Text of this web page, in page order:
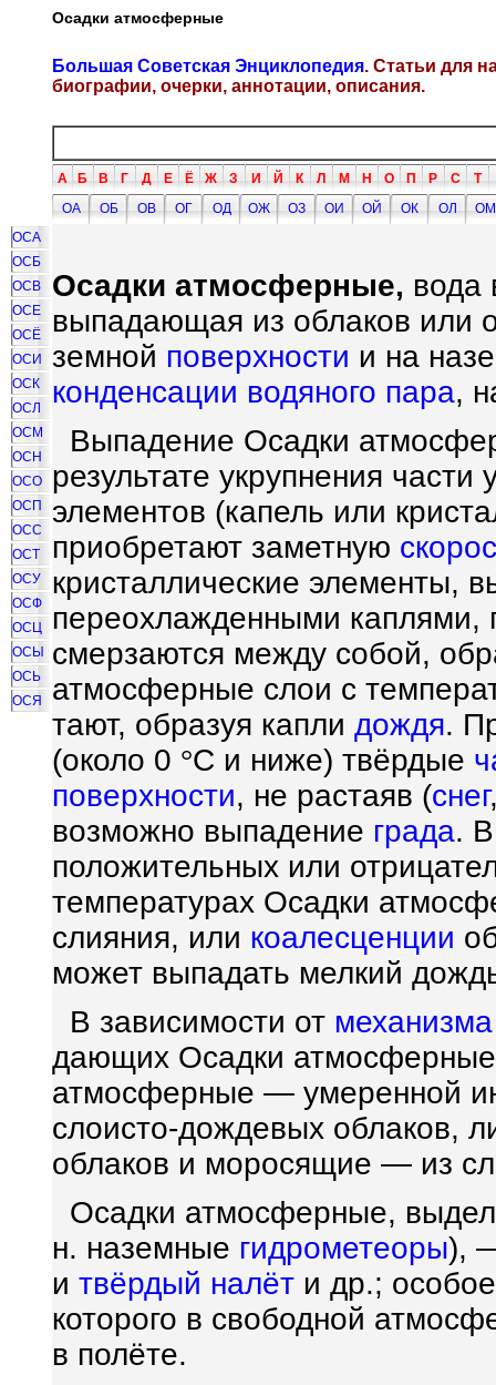
Осадки атмосферные
Большая Советская Энциклопедия. Статьи для
биографии, очерки, аннотации, описания.
А Б В Г Д Е Ё Ж З И Й К Л М Н О П Р С Т
ОА
ОБ ОВ ОГ ОД ОЖ ОЗ ОИ ОЙ ОК ОЛ
ОМ
ОСА
ОСБ
ОСВ
ОСЕ
ОСЁ
ОСИ
ОСК
ОСЛ
ОСМ
ОСН
ОСО
ОСП
ОСС
ОСТ
ОСУ
ОСФ
ОСЦ
ОСЫ
ОСЬ
ОСЯ
Осадки атмосферные, вода
выпадающая из облаков или
земной поверхности и на
конденсации водяного пара,
Выпадение Осадки
результате укрупнения
элементов (капель или
приобретают заметную
кристаллические элементы,
переохлажденными каплями,
смерзаются между собой,
атмосферные слои с
тают, образуя капли дождя.
(около 0 °С и ниже) твёрдые
поверхности, не растаяв (снег
возможно выпадение града.
положительных или
температурах Осадки
слияния, или коалесценции
может выпадать мелкий
В зависимости от механизма
дающих Осадки
атмосферные — умеренной
слоисто-дождевых облаков,
облаков и моросящие — из
Осадки атмосферные,
н. наземные гидрометеоры),
и твёрдый налёт и др.;
которого в свободной
в полёте.